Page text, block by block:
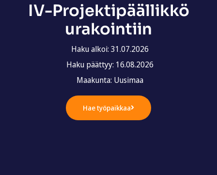
IV-Projektipäällikkö
urakointiin
Haku alkoi: 31.07.2026
Haku päättyy: 16.08.2026
Maakunta: Uusimaa
Hae työpaikkaa